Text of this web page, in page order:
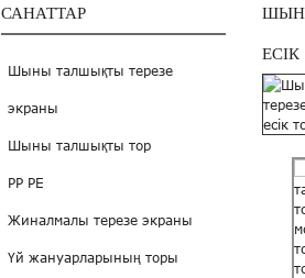
САНАТТАР
Шыны талшықты терезе
экраны
Шыны талшықты тор
PP PE
Жиналмалы терезе экраны
Үй жануарларының торы